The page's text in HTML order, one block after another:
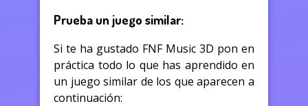
Prueba un juego similar:
Si te ha gustado FNF Music 3D pon en
práctica todo lo que has aprendido en
un juego similar de los que aparecen a
continuación: